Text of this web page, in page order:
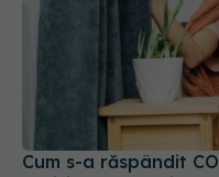
Cum s-a răspândit
aerisire a blocurilor
18 iun 2026, 22:04